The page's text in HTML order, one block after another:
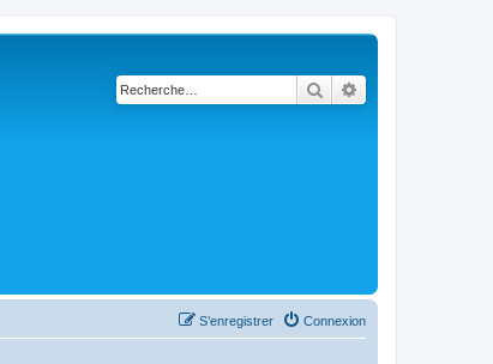
Rechercher
Connexion
S’enregistrer